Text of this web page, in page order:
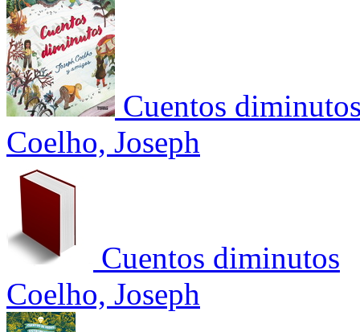
Cuentos
Coelho, Joseph
Cuentos diminutos
Coelho, Joseph